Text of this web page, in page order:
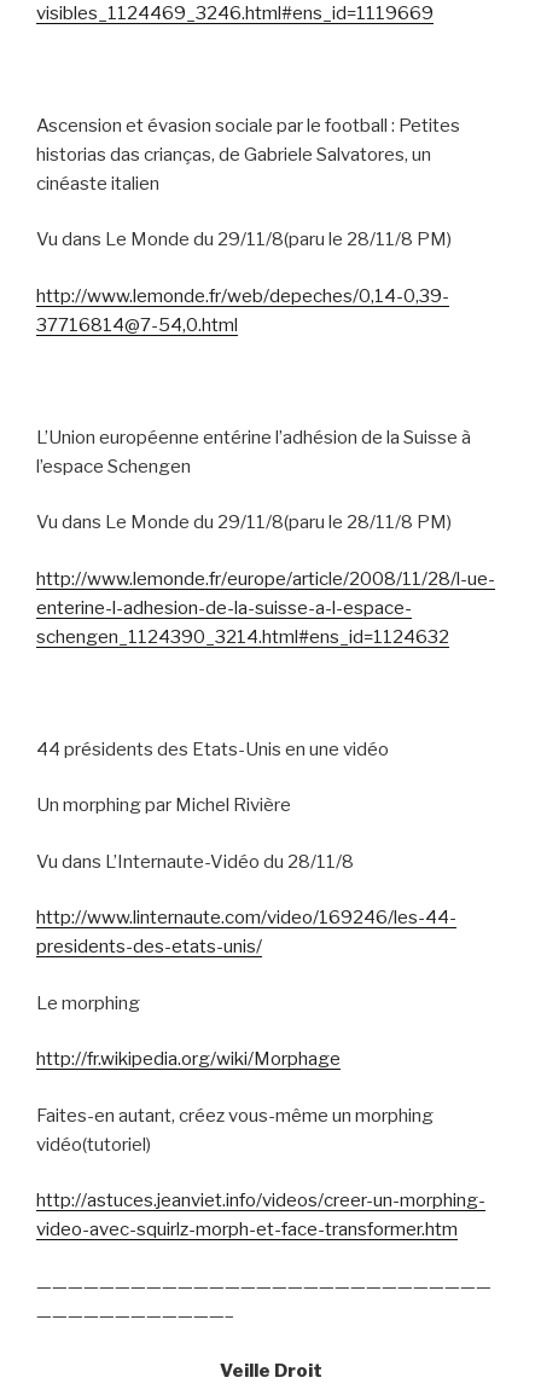
visibles_1124469_3246.html#ens_id=1119669
Ascension et évasion sociale par le football : Petites
historias das crianças, de Gabriele Salvatores, un
cinéaste italien
Vu dans Le Monde du 29/11/8(paru le 28/11/8 PM)
http://www.lemonde.fr/web/depeches/0,14-0,39-
37716814@7-54,0.html
L’Union européenne entérine l’adhésion de la Suisse à
l’espace Schengen
Vu dans Le Monde du 29/11/8(paru le 28/11/8 PM)
http://www.lemonde.fr/europe/article/2008/11/28/l-ue-
enterine-l-adhesion-de-la-suisse-a-l-espace-
schengen_1124390_3214.html#ens_id=1124632
44 présidents des Etats-Unis en une vidéo
Un morphing par Michel Rivière
Vu dans L’Internaute-Vidéo du 28/11/8
http://www.linternaute.com/video/169246/les-44-
presidents-des-etats-unis/
Le morphing
http://fr.wikipedia.org/wiki/Morphage
Faites-en autant, créez vous-même un morphing
vidéo(tutoriel)
http://astuces.jeanviet.info/videos/creer-un-morphing-
video-avec-squirlz-morph-et-face-transformer.htm
—————————————————————————————
————————————–
Veille Droit